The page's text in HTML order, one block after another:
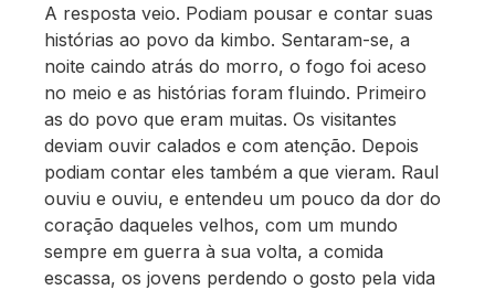
A resposta veio. Podiam pousar e contar suas
histórias ao povo da kimbo. Sentaram-se, a
noite caindo atrás do morro, o fogo foi aceso
no meio e as histórias foram fluindo. Primeiro
as do povo que eram muitas. Os visitantes
deviam ouvir calados e com atenção. Depois
podiam contar eles também a que vieram. Raul
ouviu e ouviu, e entendeu um pouco da dor do
coração daqueles velhos, com um mundo
sempre em guerra à sua volta, a comida
escassa, os jovens perdendo o gosto pela vida